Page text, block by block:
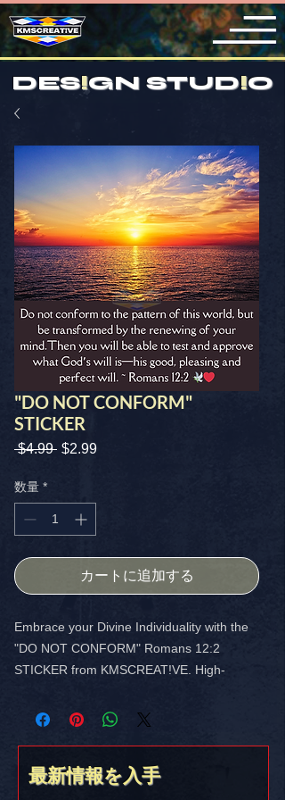
DES!GN STUD!O
"DO NOT CONFORM"
STICKER
$4.99 通
格
$2.99セ
数量 *
カートに追加する
Embrace your Divine Individuality with the
"DO NOT CONFORM" Romans 12:2
STICKER from KMSCREAT!VE. High-
notebooks, or any surface. Let your faith
FREE SHIPPING in the USA.
最新情報を入手